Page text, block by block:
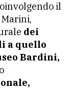
il
dei
a quello
Bardini,